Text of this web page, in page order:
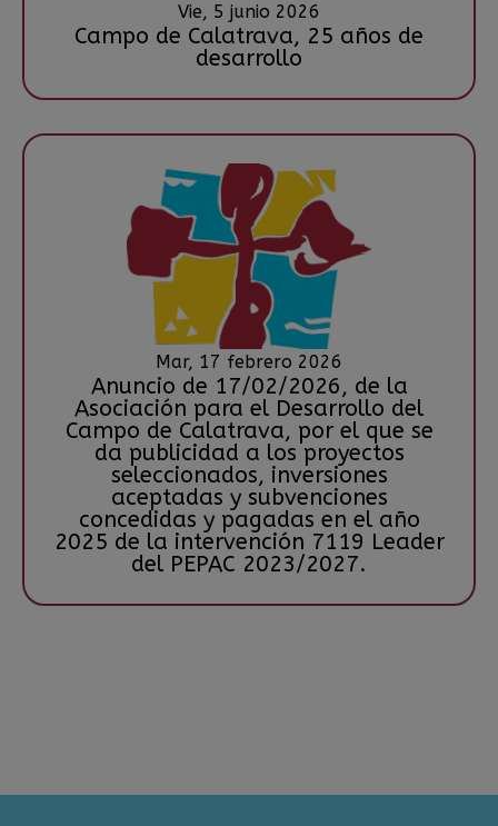
Vie, 5 junio 2026
Campo de Calatrava, 25 años de
desarrollo
Mar, 17 febrero 2026
Anuncio de 17/02/2026, de la
Asociación para el Desarrollo del
Campo de Calatrava, por el que se
da publicidad a los proyectos
seleccionados, inversiones
aceptadas y subvenciones
concedidas y pagadas en el año
2025 de la intervención 7119 Leader
del PEPAC 2023/2027.